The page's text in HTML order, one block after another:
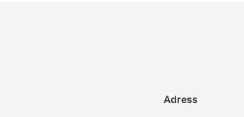
Adress